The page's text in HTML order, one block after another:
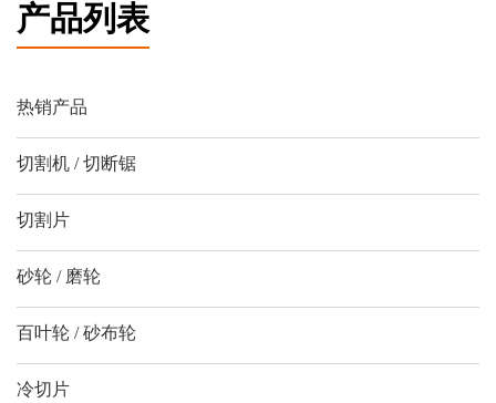
产品列表
热销产品
切割机 / 切断锯
切割片
砂轮 / 磨轮
百叶轮 / 砂布轮
冷切片